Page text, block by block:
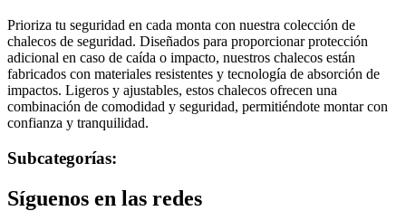
Prioriza tu seguridad en cada monta con nuestra colección de
chalecos de seguridad. Diseñados para proporcionar protección
adicional en caso de caída o impacto, nuestros chalecos están
fabricados con materiales resistentes y tecnología de absorción de
impactos. Ligeros y ajustables, estos chalecos ofrecen una
combinación de comodidad y seguridad, permitiéndote montar con
confianza y tranquilidad.
Subcategorías:
Síguenos en las redes